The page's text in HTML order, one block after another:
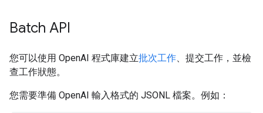
Batch API
您可以使用 OpenAI 程式庫建立批次工作、提交工作，並檢
查工作狀態。
您需要準備 OpenAI 輸入格式的 JSONL 檔案。例如：